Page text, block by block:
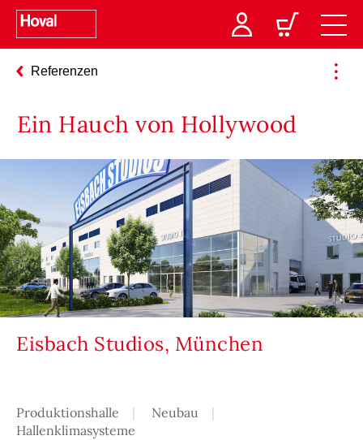
Referenzen
Ein Hauch von Hollywood
Eisbach Studios, München
Produktionshalle
Neubau
Hallenklimasysteme